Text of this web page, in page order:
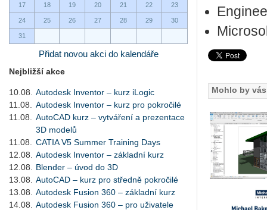
17 18 19 20 21 22 23
24 25 26 27 28 29 30
31
Přidat novou akci do kalendáře
Nejbližší akce
10.08.
Autodesk Inventor – kurz iLogic
11.08.
Autodesk Inventor – kurz pro pokročilé
11.08.
AutoCAD kurz – vytváření a prezentace
3D modelů
11.08.
CATIA V5 Summer Training Days
12.08.
Autodesk Inventor – základní kurz
12.08.
Blender – úvod do 3D
13.08.
AutoCAD – kurz pro středně pokročilé
13.08.
Autodesk Fusion 360 – základní kurz
14.08.
Autodesk Fusion 360 – pro uživatele
Mohlo by